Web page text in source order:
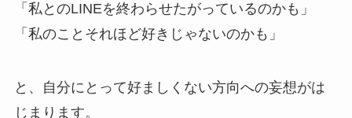
「私とのLINEを終わらせたがっているのかも」
「私のことそれほど好きじゃないのかも」
と、自分にとって好ましくない方向への妄想がは
じまります。